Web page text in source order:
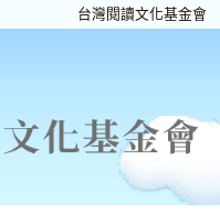
台灣閱讀文化基金會